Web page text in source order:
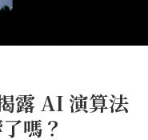
露 AI 演算法
嗎？